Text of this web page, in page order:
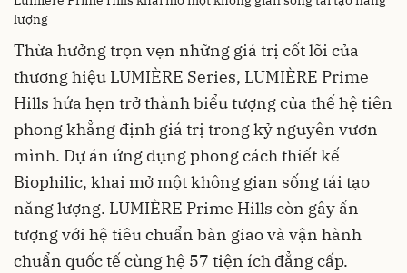
lượng
Thừa hưởng trọn vẹn những giá trị cốt lõi của
thương hiệu LUMIÈRE Series, LUMIÈRE Prime
Hills hứa hẹn trở thành biểu tượng của thế hệ tiên
phong khẳng định giá trị trong kỷ nguyên vươn
mình. Dự án ứng dụng phong cách thiết kế
Biophilic, khai mở một không gian sống tái tạo
năng lượng. LUMIÈRE Prime Hills còn gây ấn
tượng với hệ tiêu chuẩn bàn giao và vận hành
chuẩn quốc tế cùng hệ 57 tiện ích đẳng cấp.